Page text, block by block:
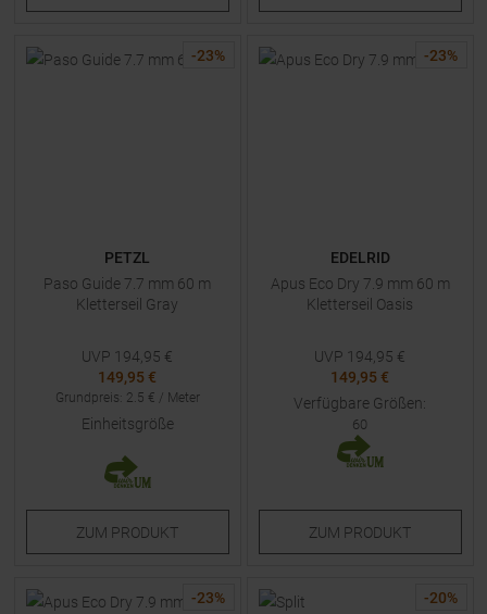
-23%
PETZL
Paso Guide 7.7 mm 60 m
Kletterseil Gray
UVP 194,95 €
149,95 €
Grundpreis: 2.5 € / Meter
Einheitsgröße
ZUM PRODUKT
-23%
EDELRID
Apus Eco Dry 7.9 mm 60 m
Kletterseil Oasis
UVP 194,95 €
149,95 €
Verfügbare Größen:
60
ZUM PRODUKT
-23% -20%